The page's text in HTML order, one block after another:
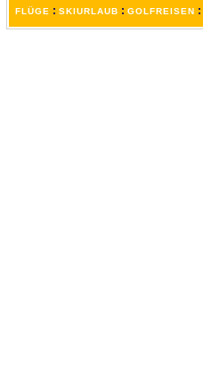
FLÜGE : SKIURLAUB : GOLFREISEN :